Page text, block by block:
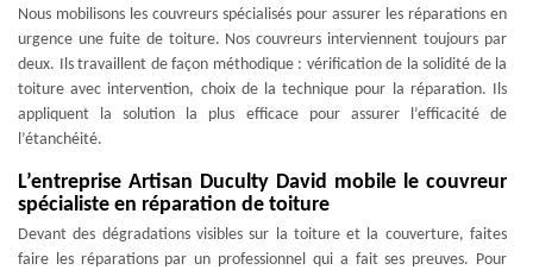
Nous mobilisons les couvreurs spécialisés pour assurer les réparations en
urgence une fuite de toiture. Nos couvreurs interviennent toujours par
deux. Ils travaillent de façon méthodique : vérification de la solidité de la
toiture avec intervention, choix de la technique pour la réparation. Ils
appliquent la solution la plus efficace pour assurer l’efficacité de
l’étanchéité.
L’entreprise Artisan Duculty David mobile le couvreur
spécialiste en réparation de toiture
Devant des dégradations visibles sur la toiture et la couverture, faites
faire les réparations par un professionnel qui a fait ses preuves. Pour